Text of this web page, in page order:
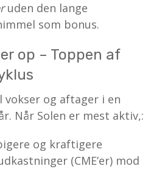
uden den lange
som bonus.
op – Toppen af
vokser og aftager i en
Når Solen er mest aktiv,:
og kraftigere
(CME’er) mod